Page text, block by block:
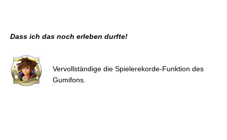
Dass ich das noch erleben durfte!
Vervollständige die Spielerekorde-Funktion des
Gumifons.